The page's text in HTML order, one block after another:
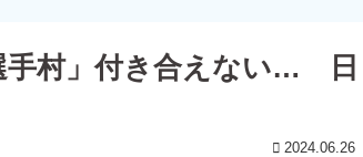
村」付き合えない… 日
2024.06.26